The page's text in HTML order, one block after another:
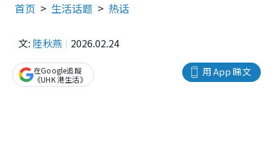
首页 生活话题 热话
文: 陸秋燕 2026.02.24
用 App 睇文
在Google追蹤
《UHK 港生活》